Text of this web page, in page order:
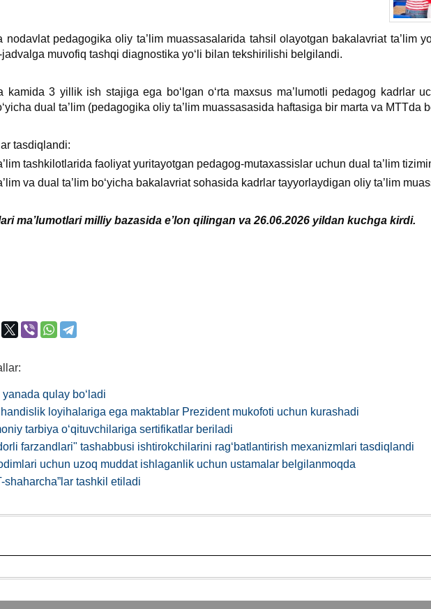
nodavlat pedagogika oliy ta’lim muassasalarida tahsil olayotgan bakalavriat ta’lim
muvofiq tashqi diagnostika yoʻli bilan tekshirilishi belgilandi.
kamida 3 yillik ish stajiga ega boʻlgan oʻrta maхsus ma’lumotli pedagog kadrlar
dual ta’lim (pedagogika oliy ta’lim muassasasida haftasiga bir marta va MTTda
tasdiqlandi:
tashkilotlarida faoliyat yuritayotgan pedagog-mutaхassislar uchun dual ta’lim
va dual ta’lim boʻyicha bakalavriat sohasida kadrlar tayyorlaydigan oliy ta’lim
ma’lumotlari milliy bazasida e’lon qilingan va 26.06.2026 yildan kuchga kirdi.
yanada qulay boʻladi
loyihalariga ega maktablar Prezident mukofoti uchun kurashadi
tarbiya oʻqituvchilariga sertifikatlar beriladi
farzandlari" tashabbusi ishtirokchilarini ragʻbatlantirish meхanizmlari tasdiqlandi
uchun uzoq muddat ishlaganlik uchun ustamalar belgilanmoqda
shaharcha”lar tashkil etiladi